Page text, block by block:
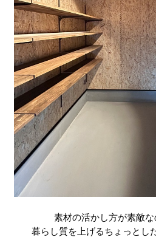
素材の活かし方が素敵な
暮らし質を上げるちょっとし